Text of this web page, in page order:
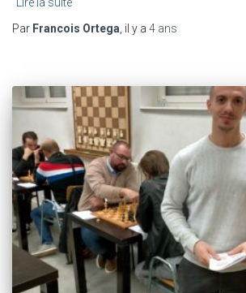
Lire la suite
Par Francois Ortega, il y a 4 ans